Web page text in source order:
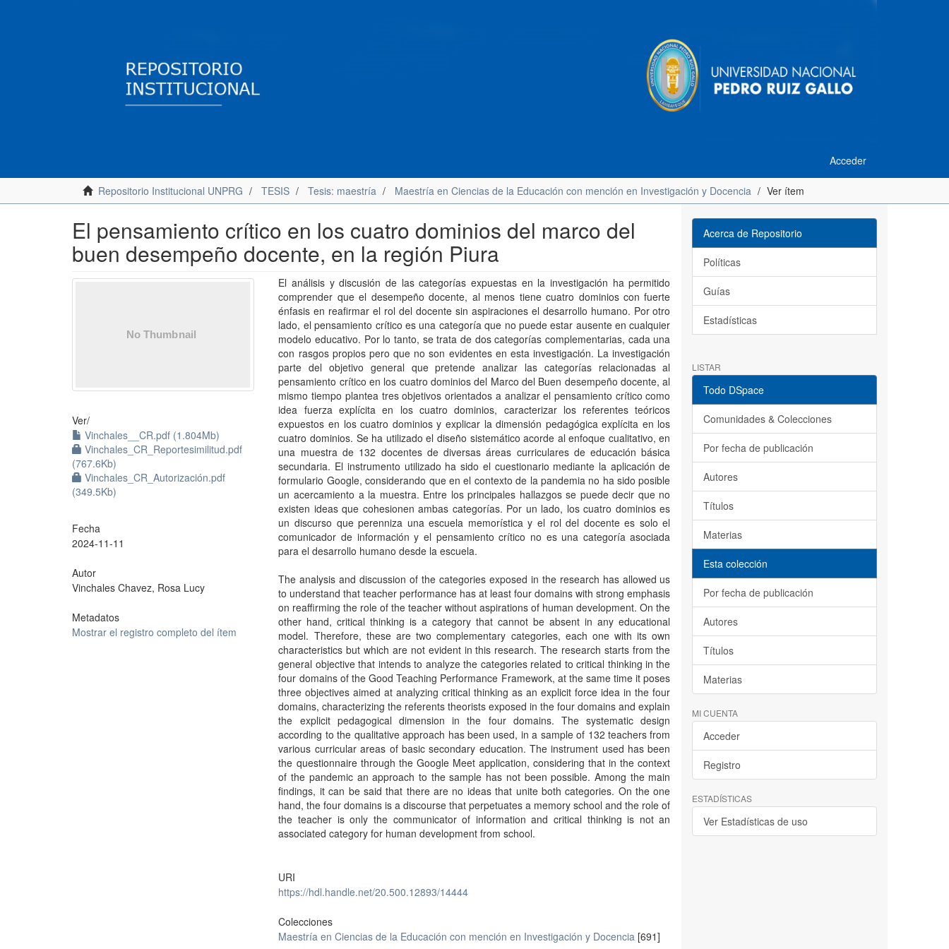
Acceder
Repositorio Institucional UNPRG TESIS Tesis: maestría Maestría en Ciencias de la Educación con mención en Investigación y Docencia Ver ítem
El pensamiento crítico en los cuatro dominios del marco del
buen desempeño docente, en la región Piura
Ver/
Vinchales__CR.pdf (1.804Mb)
Vinchales_CR_Reportesimilitud.pdf
(767.6Kb)
Vinchales_CR_Autorización.pdf
(349.5Kb)
Fecha
2024-11-11
Autor
Vinchales Chavez, Rosa Lucy
Metadatos
Mostrar el registro completo del ítem
El análisis y discusión de las categorías expuestas en la investigación ha permitido
comprender que el desempeño docente, al menos tiene cuatro dominios con fuerte
énfasis en reafirmar el rol del docente sin aspiraciones el desarrollo humano. Por otro
lado, el pensamiento crítico es una categoría que no puede estar ausente en cualquier
modelo educativo. Por lo tanto, se trata de dos categorías complementarias, cada una
con rasgos propios pero que no son evidentes en esta investigación. La investigación
parte del objetivo general que pretende analizar las categorías relacionadas al
pensamiento crítico en los cuatro dominios del Marco del Buen desempeño docente, al
mismo tiempo plantea tres objetivos orientados a analizar el pensamiento crítico como
idea fuerza explícita en los cuatro dominios, caracterizar los referentes teóricos
expuestos en los cuatro dominios y explicar la dimensión pedagógica explícita en los
cuatro dominios. Se ha utilizado el diseño sistemático acorde al enfoque cualitativo, en
una muestra de 132 docentes de diversas áreas curriculares de educación básica
secundaria. El instrumento utilizado ha sido el cuestionario mediante la aplicación de
formulario Google, considerando que en el contexto de la pandemia no ha sido posible
un acercamiento a la muestra. Entre los principales hallazgos se puede decir que no
existen ideas que cohesionen ambas categorías. Por un lado, los cuatro dominios es
un discurso que perenniza una escuela memorística y el rol del docente es solo el
comunicador de información y el pensamiento crítico no es una categoría asociada
para el desarrollo humano desde la escuela.
The analysis and discussion of the categories exposed in the research has allowed us
to understand that teacher performance has at least four domains with strong emphasis
on reaffirming the role of the teacher without aspirations of human development. On the
other hand, critical thinking is a category that cannot be absent in any educational
model. Therefore, these are two complementary categories, each one with its own
characteristics but which are not evident in this research. The research starts from the
general objective that intends to analyze the categories related to critical thinking in the
four domains of the Good Teaching Performance Framework, at the same time it poses
three objectives aimed at analyzing critical thinking as an explicit force idea in the four
domains, characterizing the referents theorists exposed in the four domains and explain
the explicit pedagogical dimension in the four domains. The systematic design
according to the qualitative approach has been used, in a sample of 132 teachers from
various curricular areas of basic secondary education. The instrument used has been
the questionnaire through the Google Meet application, considering that in the context
of the pandemic an approach to the sample has not been possible. Among the main
findings, it can be said that there are no ideas that unite both categories. On the one
hand, the four domains is a discourse that perpetuates a memory school and the role of
the teacher is only the communicator of information and critical thinking is not an
associated category for human development from school.
URI
https://hdl.handle.net/20.500.12893/14444
Colecciones
Maestría en Ciencias de la Educación con mención en Investigación y Docencia [691]
Acerca de Repositorio
Políticas
Guías
Estadísticas
LISTAR
Todo DSpace
Comunidades & Colecciones
Por fecha de publicación
Autores
Títulos
Materias
Esta colección
Por fecha de publicación
Autores
Títulos
Materias
MI CUENTA
Acceder
Registro
ESTADÍSTICAS
Ver Estadísticas de uso